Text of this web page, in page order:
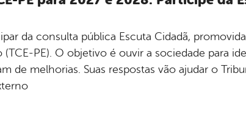
da consulta pública Escuta Cidadã,
PE). O objetivo é ouvir a sociedade para
de melhorias. Suas respostas vão ajudar o